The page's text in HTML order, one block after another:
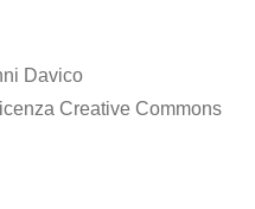
Davico
Creative Commons